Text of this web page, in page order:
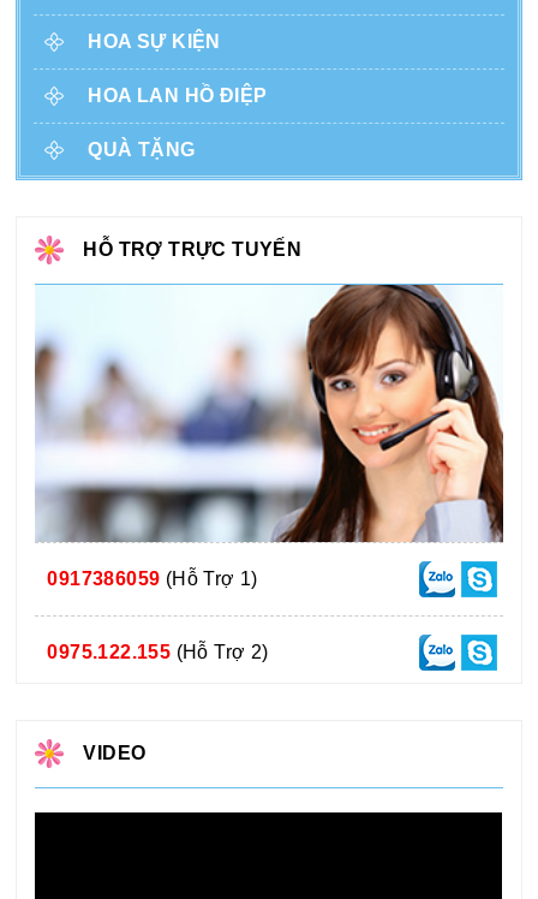
HOA SỰ KIỆN
HOA LAN HỒ ĐIỆP
QUÀ TẶNG
HỖ TRỢ TRỰC TUYẾN
0917386059 (Hỗ Trợ 1)
0975.122.155 (Hỗ Trợ 2)
VIDEO